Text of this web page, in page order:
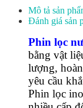
Mô tả sản
Đánh giá sản
Phin lọc
bằng vật
lượng,
yêu cầu
Phin lọc